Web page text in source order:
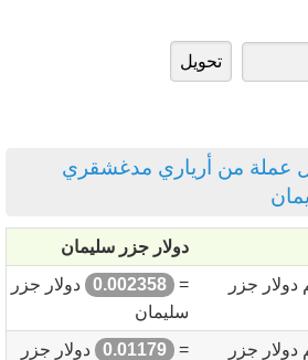
عملة من أرياري مدغشقري
دولار جزر سليمان
جزر
=
0.002358
دولار جزر
سليمان
جزر
=
0.01179
دولار جزر